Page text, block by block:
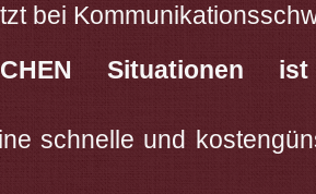
bei
Situationen
schnelle und